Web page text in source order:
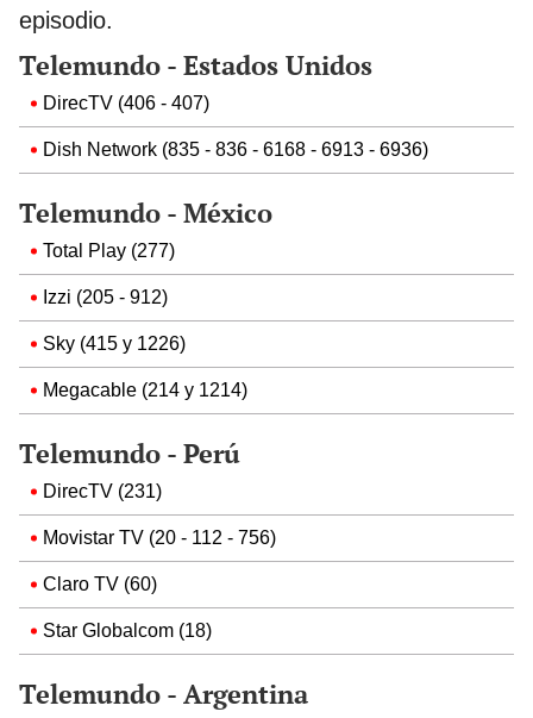
episodio.
Telemundo - Estados Unidos
DirecTV (406 - 407)
Dish Network (835 - 836 - 6168 - 6913 - 6936)
Telemundo - México
Total Play (277)
Izzi (205 - 912)
Sky (415 y 1226)
Megacable (214 y 1214)
Telemundo - Perú
DirecTV (231)
Movistar TV (20 - 112 - 756)
Claro TV (60)
Star Globalcom (18)
Telemundo - Argentina